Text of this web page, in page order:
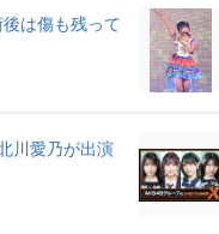
は傷も残って
川愛乃が出演